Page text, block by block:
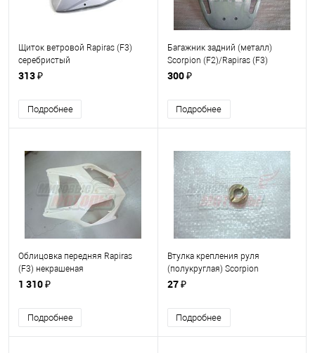
Щиток ветровой Rapiras (F3)
серебристый
313 ₽
Подробнее
Багажник задний (металл)
Scorpion (F2)/Rapiras (F3)
некрашеный
300 ₽
Подробнее
Облицовка передняя Rapiras
(F3) некрашеная
1 310 ₽
Подробнее
Втулка крепления руля
(полукруглая) Scorpion
(F2)/Rapiras (F3)
27 ₽
Подробнее